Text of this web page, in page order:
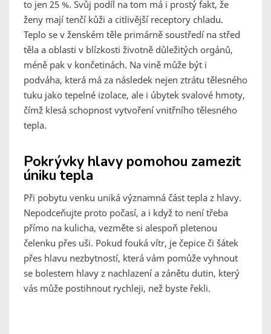
to jen 25 %. Svůj podíl na tom má i prostý fakt, že
ženy mají tenčí kůži a citlivější receptory chladu.
Teplo se v ženském těle primárně soustředí na střed
těla a oblasti v blízkosti životně důležitých orgánů,
méně pak v končetinách. Na vině může být i
podváha, která má za následek nejen ztrátu tělesného
tuku jako tepelné izolace, ale i úbytek svalové hmoty,
čímž klesá schopnost vytvoření vnitřního tělesného
tepla.
Pokrývky hlavy pomohou zamezit
úniku tepla
Při pobytu venku uniká významná část tepla z hlavy.
Nepodceňujte proto počasí, a i když to není třeba
přímo na kulicha, vezměte si alespoň pletenou
čelenku přes uši. Pokud fouká vítr, je čepice či šátek
přes hlavu nezbytností, která vám pomůže vyhnout
se bolestem hlavy z nachlazení a zánětu dutin, který
vás může postihnout rychleji, než byste řekli.